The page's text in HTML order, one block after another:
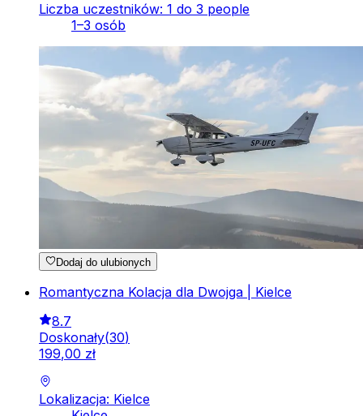
Liczba uczestników: 1 do 3 people
1–3 osób
Dodaj do ulubionych
Romantyczna Kolacja dla Dwojga | Kielce
8.7
Doskonały(30)
199,00 zł
Lokalizacja: Kielce